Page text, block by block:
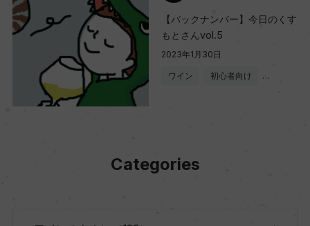
【バックナンバー】今日のくす
もとさんvol.5
2023年1月30日
ワイン 初心者向け …
Categories